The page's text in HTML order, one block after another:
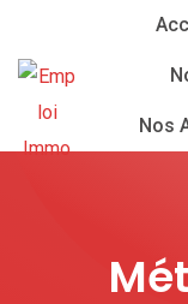
content
Nos